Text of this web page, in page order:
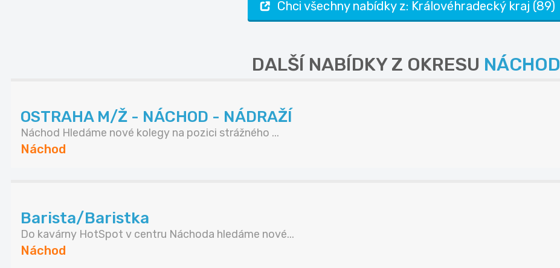
Chci všechny nabídky z: Královéhradecký kraj (89)
DALŠÍ NABÍDKY Z OKRESU NÁCHOD
OSTRAHA M/Ž - NÁCHOD - NÁDRAŽÍ
Náchod Hledáme nové kolegy na pozici strážného ...
Náchod
Barista/Baristka
Do kavárny HotSpot v centru Náchoda hledáme nové...
Náchod